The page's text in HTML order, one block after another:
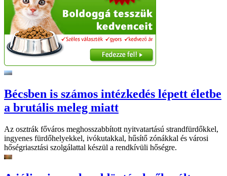
Bécsben is számos intézkedés lépett életbe
a brutális meleg miatt
Az osztrák főváros meghosszabbított nyitvatartású strandfürdőkkel,
ingyenes fürdőhelyekkel, ivókutakkal, hűsítő zónákkal és városi
hőségriasztási szolgálattal készül a rendkívüli hőségre.